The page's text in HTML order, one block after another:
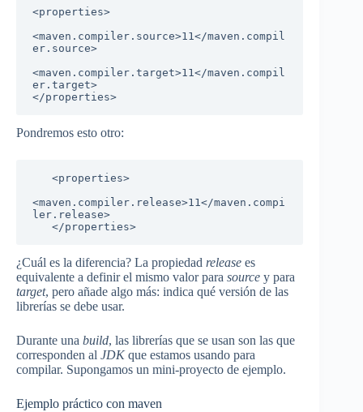
<properties>
<maven.compiler.source>11</maven.compil
er.source>
<maven.compiler.target>11</maven.compil
er.target>
</properties>
Pondremos esto otro:
<maven.compiler.release>11</maven.compi
ler.release>
   </properties>
¿Cuál es la diferencia? La propiedad release es
equivalente a definir el mismo valor para source y para
target, pero añade algo más: indica qué versión de las
librerías se debe usar.
Durante una build, las librerías que se usan son las que
corresponden al JDKque estamos usando para
compilar. Supongamos un mini-proyecto de ejemplo.
Ejemplo práctico con maven